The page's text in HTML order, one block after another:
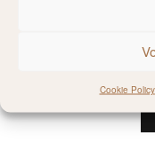
Cookie Policy